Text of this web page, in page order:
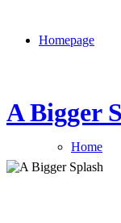
Homepage
Home
A Bigger